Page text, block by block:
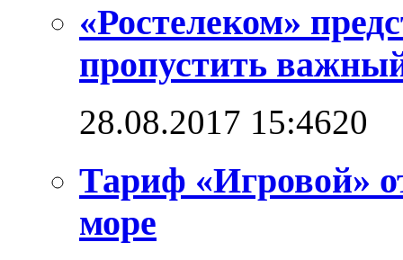
«Ростелеком»
пропустить
28.08.2017 15:4620
Тариф «Игровой»
море